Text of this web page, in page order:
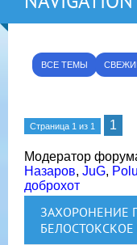
ВСЕ ТЕМЫ
Страница 1 из 1 1
Модератор
Назаров, JuG,
доброхот
ЗАХОРОНЕНИЕ